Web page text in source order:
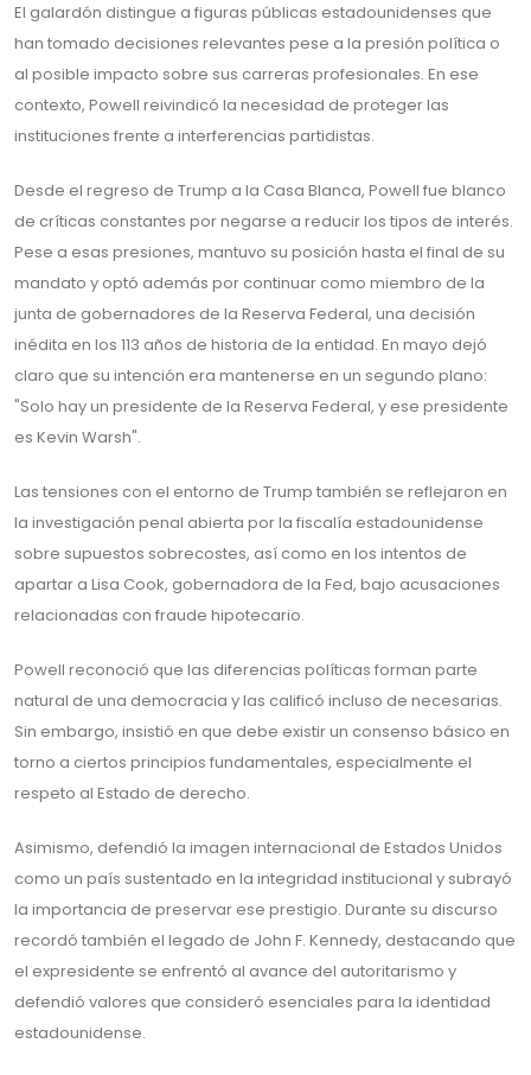
El galardón distingue a figuras públicas estadounidenses que
han tomado decisiones relevantes pese a la presión política o
al posible impacto sobre sus carreras profesionales. En ese
contexto, Powell reivindicó la necesidad de proteger las
instituciones frente a interferencias partidistas.
Desde el regreso de Trump a la Casa Blanca, Powell fue blanco
de críticas constantes por negarse a reducir los tipos de interés.
Pese a esas presiones, mantuvo su posición hasta el final de su
mandato y optó además por continuar como miembro de la
junta de gobernadores de la Reserva Federal, una decisión
inédita en los 113 años de historia de la entidad. En mayo dejó
claro que su intención era mantenerse en un segundo plano:
"Solo hay un presidente de la Reserva Federal, y ese presidente
es Kevin Warsh".
Las tensiones con el entorno de Trump también se reflejaron en
la investigación penal abierta por la fiscalía estadounidense
sobre supuestos sobrecostes, así como en los intentos de
apartar a Lisa Cook, gobernadora de la Fed, bajo acusaciones
relacionadas con fraude hipotecario.
Powell reconoció que las diferencias políticas forman parte
natural de una democracia y las calificó incluso de necesarias.
Sin embargo, insistió en que debe existir un consenso básico en
torno a ciertos principios fundamentales, especialmente el
respeto al Estado de derecho.
Asimismo, defendió la imagen internacional de Estados Unidos
como un país sustentado en la integridad institucional y subrayó
la importancia de preservar ese prestigio. Durante su discurso
recordó también el legado de John F. Kennedy, destacando que
el expresidente se enfrentó al avance del autoritarismo y
defendió valores que consideró esenciales para la identidad
estadounidense.